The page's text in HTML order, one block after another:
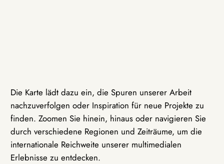
Die Karte lädt dazu ein, die Spuren unserer Arbeit
nachzuverfolgen oder Inspiration für neue Projekte zu
finden. Zoomen Sie hinein, hinaus oder navigieren Sie
durch verschiedene Regionen und Zeiträume, um die
internationale Reichweite unserer multimedialen
Erlebnisse zu entdecken.